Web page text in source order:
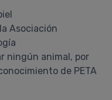
Asociación
ningún animal, por
de PETA